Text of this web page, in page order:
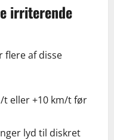
irriterende
flere af disse
t eller +10 km/t før
lyd til diskret